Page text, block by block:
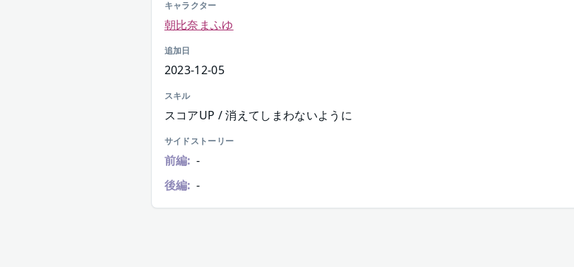
キャラクター
朝比奈まふゆ
追加日
2023-12-05
スキル
スコアUP / 消えてしまわないように
サイドストーリー
前編: -
後編: -